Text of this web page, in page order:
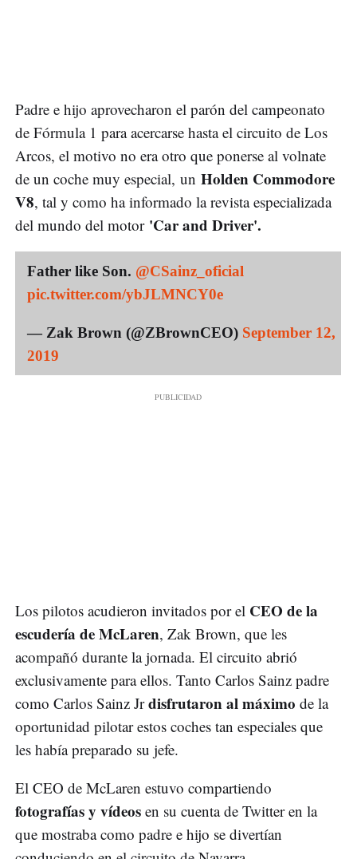
Padre e hijo aprovecharon el parón del campeonato
de Fórmula 1 para acercarse hasta el circuito de Los
Arcos, el motivo no era otro que ponerse al volnate
de un coche muy especial, un Holden Commodore
V8, tal y como ha informado la revista especializada
del mundo del motor 'Car and Driver'.
Father like Son. @CSainz_oficial
pic.twitter.com/ybJLMNCY0e
— Zak Brown (@ZBrownCEO) September 12,
2019
Los pilotos acudieron invitados por el CEO de la
escudería de McLaren, Zak Brown, que les
acompañó durante la jornada. El circuito abrió
exclusivamente para ellos. Tanto Carlos Sainz padre
como Carlos Sainz Jrdisfrutaron al máximo de la
oportunidad pilotar estos coches tan especiales que
les había preparado su jefe.
El CEO de McLaren estuvo compartiendo
fotografías y vídeos en su cuenta de Twitter en la
que mostraba como padre e hijo se divertían